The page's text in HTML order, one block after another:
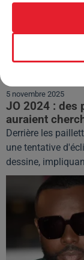
5 novembre 2025
JO 2024 : des
auraient
Derrière les
une tentative
dessine,